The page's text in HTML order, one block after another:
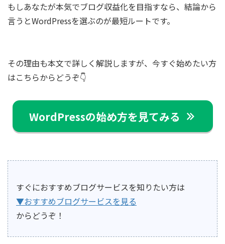
もしあなたが本気でブログ収益化を目指すなら、結論から
言うとWordPressを選ぶのが最短ルートです。
その理由も本文で詳しく解説しますが、今すぐ始めたい方
はこちらからどうぞ👇️
WordPressの始め方を見てみる
すぐにおすすめブログサービスを知りたい方は
▼おすすめブログサービスを見る
からどうぞ！